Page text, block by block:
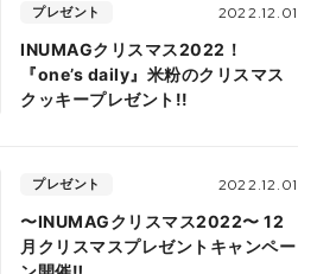
プレゼント 2022.12.01
INUMAGクリスマス2022！
『one’s daily』米粉のクリスマス
クッキープレゼント!!
プレゼント 2022.12.01
〜INUMAGクリスマス2022〜 12
月クリスマスプレゼントキャンペー